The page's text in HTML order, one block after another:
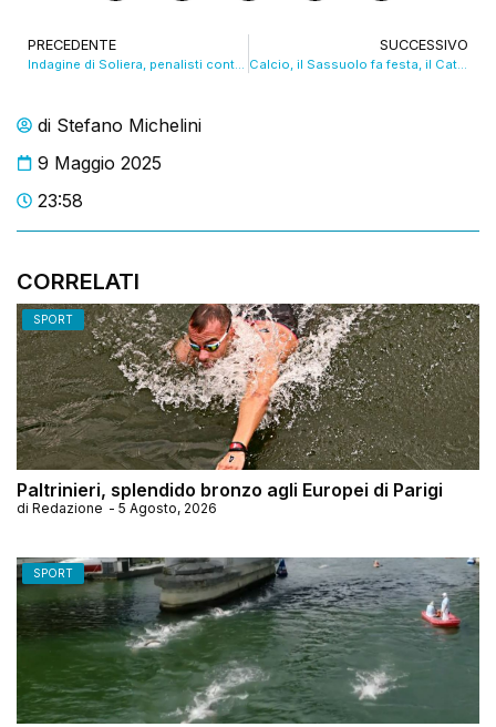
di Stefano Michelini
9 Maggio 2025
23:58
CORRELATI
SPORT
Paltrinieri, splendido bronzo agli Europei di Parigi
di Redazione - 5 Agosto, 2026
SPORT
PRECEDENTE
Indagine di Soliera, penalisti contro la Procura: “si rischia processo mediatico”
SUCCESSIVO
Calcio, il Sassuolo fa festa, il Catanzaro vince